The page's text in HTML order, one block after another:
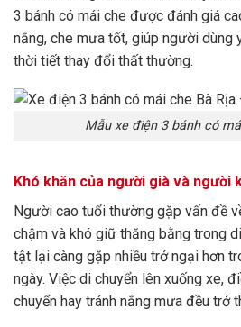
3 bánh có mái che được đánh giá
nắng, che mưa tốt, giúp người dùng
thời tiết thay đổi thất thường.
Mẫu xe điện 3 bánh có
Khó khăn của người già và người
Người cao tuổi thường gặp vấn đề
chậm và khó giữ thăng bằng trong
tật lại càng gặp nhiều trở ngại hơn
ngày. Việc di chuyển lên xuống xe,
chuyển hay tránh nắng mưa đều trở